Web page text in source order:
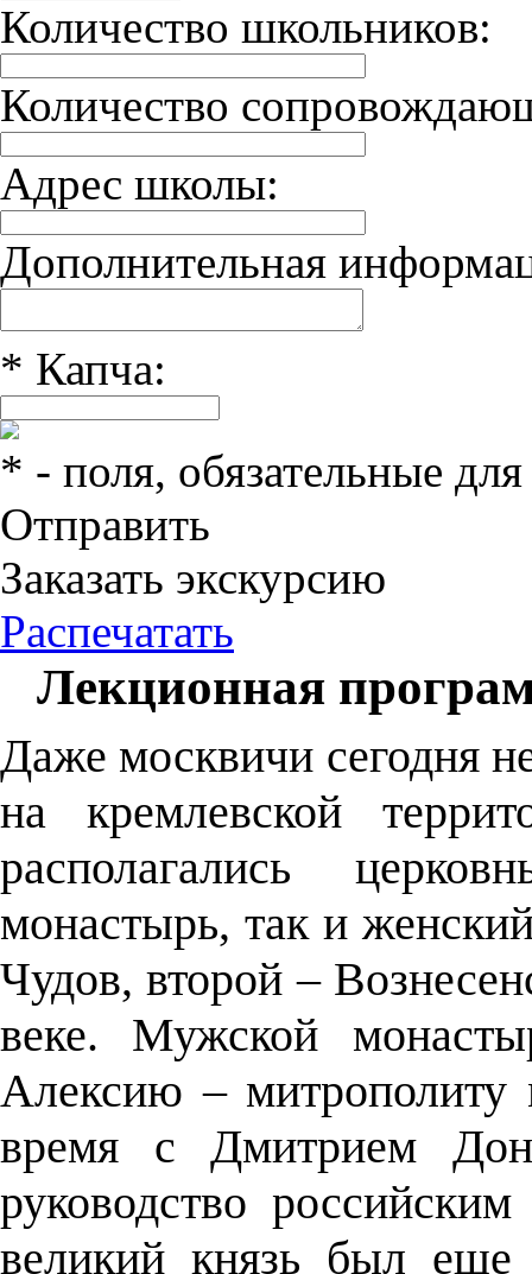
Количество школьников:
Количество
Адрес школы:
Дополнительная
* Капча:
* - поля, обязательные
Отправить
Заказать экскурсию
Распечатать
Лекционная
Даже москвичи сегодня
на кремлевской
располагались
монастырь, так и
Чудов, второй –
веке. Мужской
Алексию –
время с Дмитрием
руководство
великий князь был еще